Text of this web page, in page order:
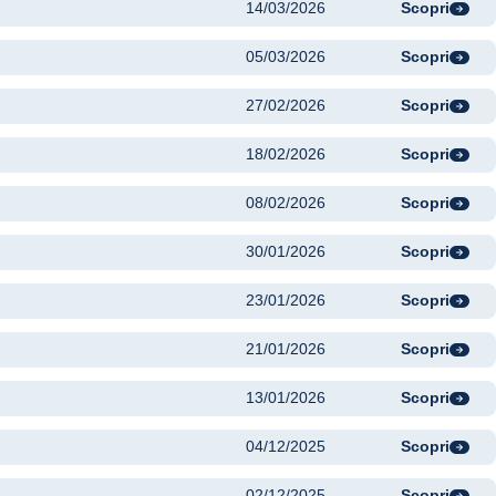
14/03/2026 Scopri
05/03/2026 Scopri
27/02/2026 Scopri
18/02/2026 Scopri
08/02/2026 Scopri
30/01/2026 Scopri
23/01/2026 Scopri
21/01/2026 Scopri
13/01/2026 Scopri
04/12/2025 Scopri